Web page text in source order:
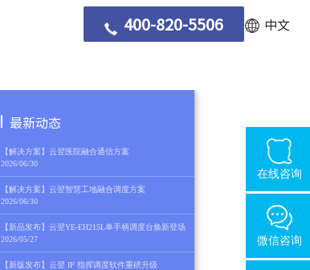
中文
400-820-5506
最新动态
【解决方案】云翌医院融合通信方案
2026/06/30
【解决方案】云翌智慧工地融合调度方案
2026/06/30
【新品发布】云翌YE-EH215L单手柄调度台焕新登场
2026/05/27
【新版发布】云翌 IP 指挥调度软件重磅升级
在线咨询
微信咨询